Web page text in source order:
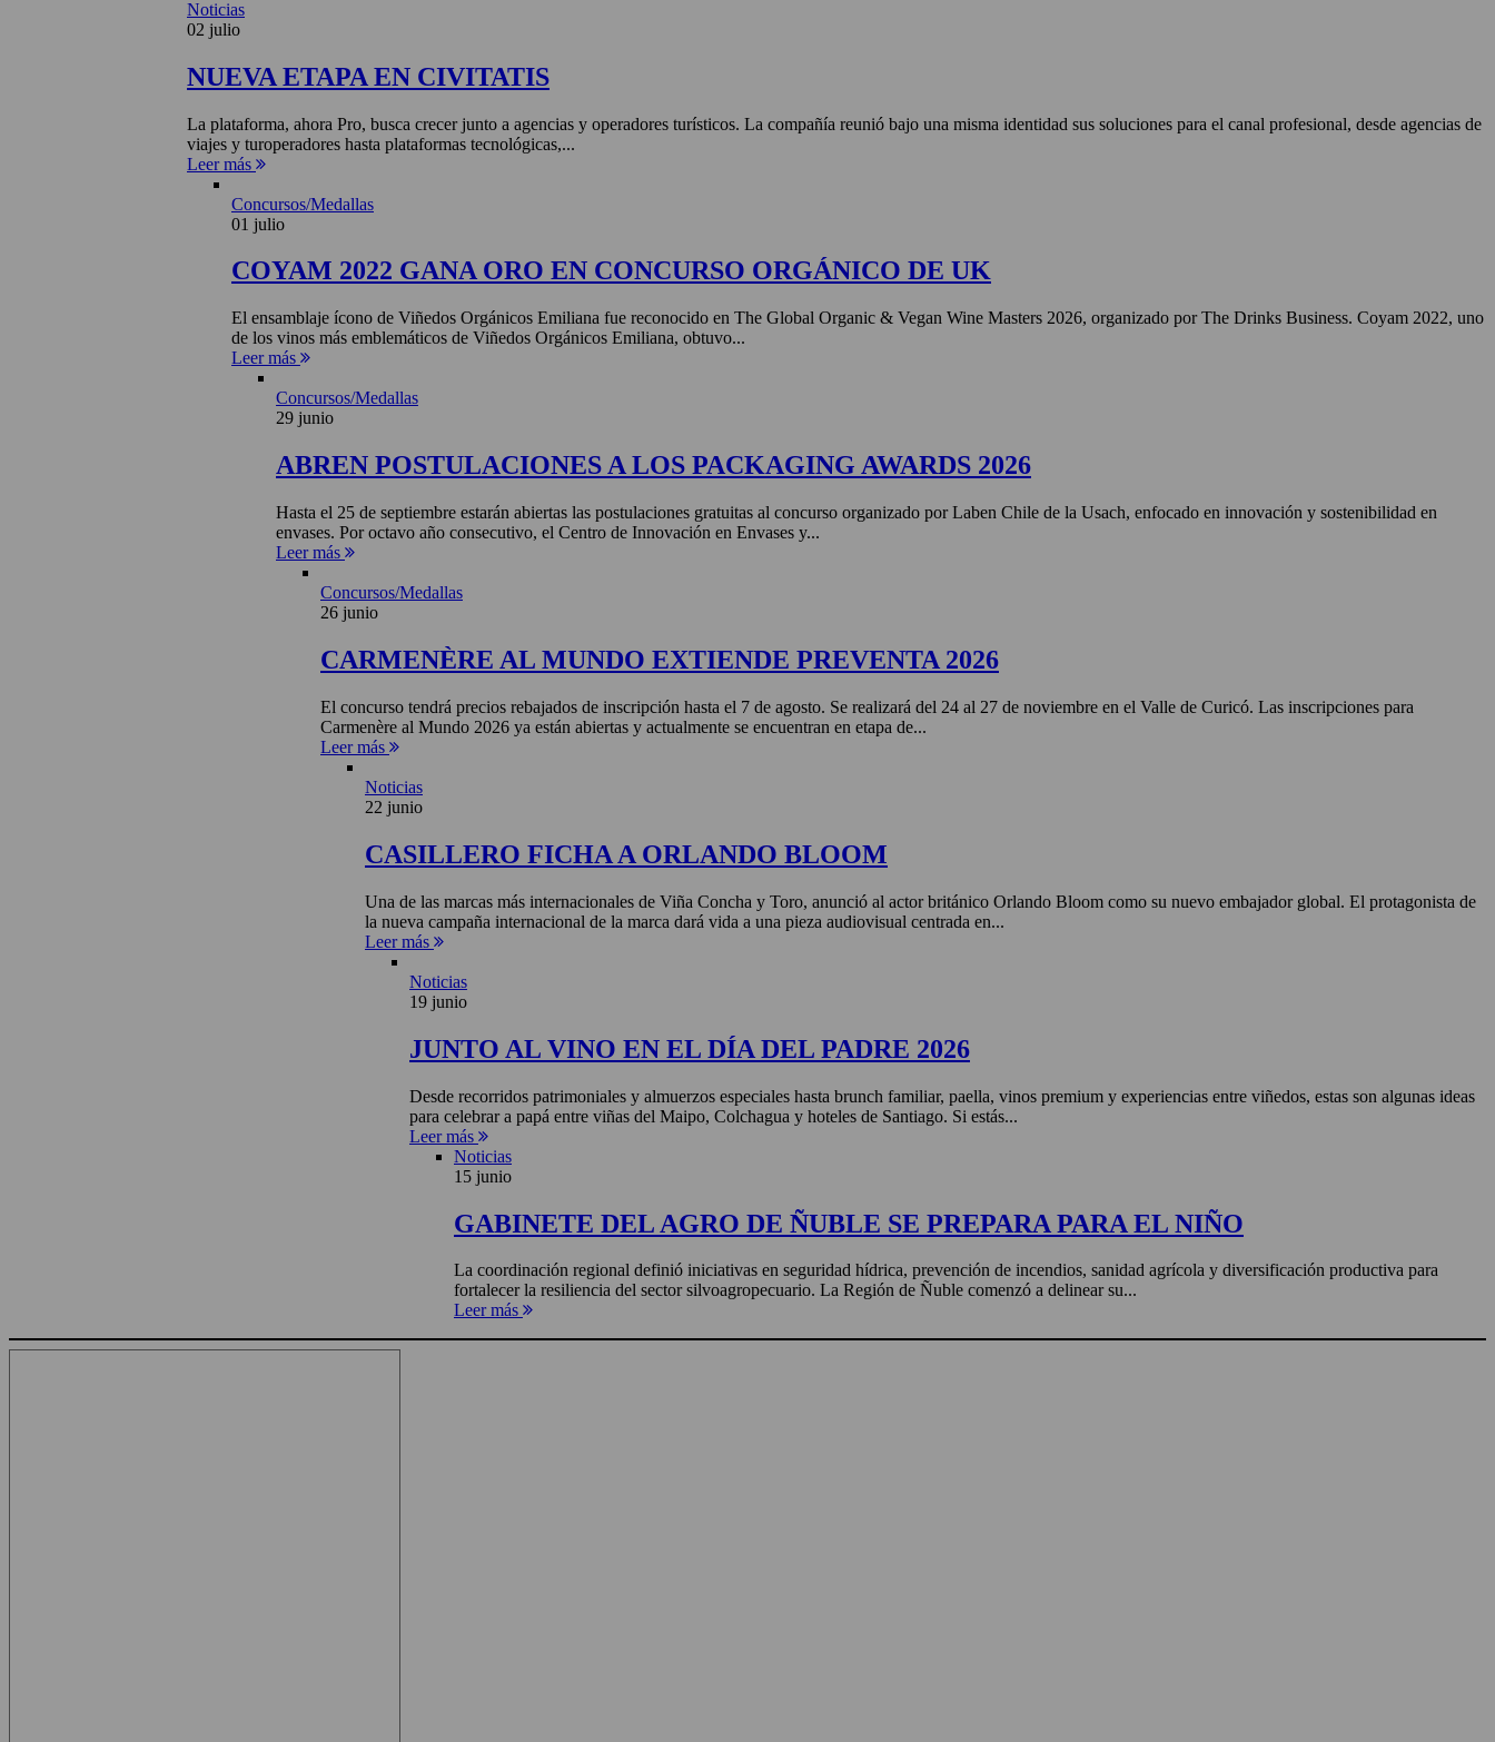
Noticias
02 julio
NUEVA ETAPA EN CIVITATIS
La plataforma, ahora Pro, busca crecer junto a agencias y operadores turísticos. La compañía reunió bajo una misma identidad sus soluciones para el canal profesional, desde agencias de
viajes y turoperadores hasta plataformas tecnológicas,...
Leer más
Concursos/Medallas
01 julio
COYAM 2022 GANA ORO EN CONCURSO ORGÁNICO DE UK
El ensamblaje ícono de Viñedos Orgánicos Emiliana fue reconocido en The Global Organic & Vegan Wine Masters 2026, organizado por The Drinks Business. Coyam 2022, uno
de los vinos más emblemáticos de Viñedos Orgánicos Emiliana, obtuvo...
Leer más
Concursos/Medallas
29 junio
ABREN POSTULACIONES A LOS PACKAGING AWARDS 2026
Hasta el 25 de septiembre estarán abiertas las postulaciones gratuitas al concurso organizado por Laben Chile de la Usach, enfocado en innovación y sostenibilidad en
envases. Por octavo año consecutivo, el Centro de Innovación en Envases y...
Leer más
Concursos/Medallas
26 junio
CARMENÈRE AL MUNDO EXTIENDE PREVENTA 2026
El concurso tendrá precios rebajados de inscripción hasta el 7 de agosto. Se realizará del 24 al 27 de noviembre en el Valle de Curicó. Las inscripciones para
Carmenère al Mundo 2026 ya están abiertas y actualmente se encuentran en etapa de...
Leer más
Noticias
22 junio
CASILLERO FICHA A ORLANDO BLOOM
Una de las marcas más internacionales de Viña Concha y Toro, anunció al actor británico Orlando Bloom como su nuevo embajador global. El protagonista de
la nueva campaña internacional de la marca dará vida a una pieza audiovisual centrada en...
Leer más
Noticias
19 junio
JUNTO AL VINO EN EL DÍA DEL PADRE 2026
Desde recorridos patrimoniales y almuerzos especiales hasta brunch familiar, paella, vinos premium y experiencias entre viñedos, estas son algunas ideas
para celebrar a papá entre viñas del Maipo, Colchagua y hoteles de Santiago. Si estás...
Leer más
Noticias
15 junio
GABINETE DEL AGRO DE ÑUBLE SE PREPARA PARA EL NIÑO
La coordinación regional definió iniciativas en seguridad hídrica, prevención de incendios, sanidad agrícola y diversificación productiva para
fortalecer la resiliencia del sector silvoagropecuario. La Región de Ñuble comenzó a delinear su...
Leer más